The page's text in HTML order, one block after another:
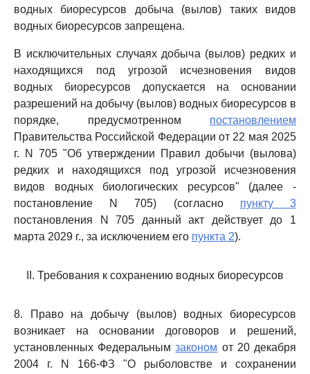
водных биоресурсов добыча (вылов) таких видов
водных биоресурсов запрещена.
В исключительных случаях добыча (вылов) редких и
находящихся под угрозой исчезновения видов
водных биоресурсов допускается на основании
разрешений на добычу (вылов) водных биоресурсов в
порядке, предусмотренном постановлением
Правительства Российской Федерации от 22 мая 2025
г. N 705 "Об утверждении Правил добычи (вылова)
редких и находящихся под угрозой исчезновения
видов водных биологических ресурсов" (далее -
постановление N 705) (согласно пункту 3
постановления N 705 данный акт действует до 1
марта 2029 г., за исключением его пункта 2).
II. Требования к сохранению водных биоресурсов
8. Право на добычу (вылов) водных биоресурсов
возникает на основании договоров и решений,
установленных Федеральнымзаконом от 20 декабря
2004 г. N 166-ФЗ "О рыболовстве и сохранении